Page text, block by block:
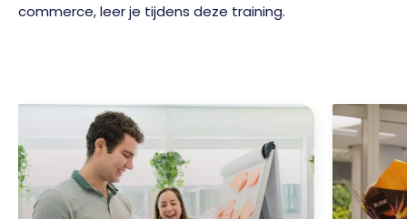
commerce, leer je tijdens deze training.